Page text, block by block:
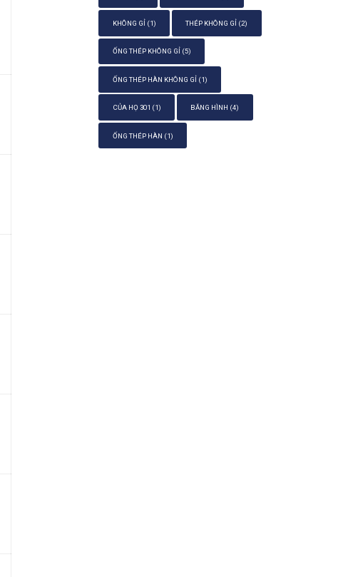
KHÔNG GỈ (1) THÉP KHÔNG GỈ (2)
ỐNG THÉP KHÔNG GỈ (5)
ỐNG THÉP HÀN KHÔNG GỈ (1)
CỦA HỌ 301 (1) BĂNG HÌNH (4)
ỐNG THÉP HÀN (1)